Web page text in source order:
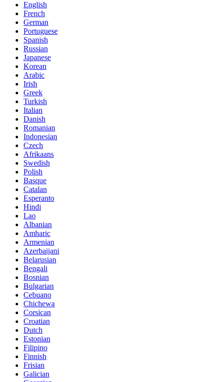
English
French
German
Portuguese
Spanish
Russian
Japanese
Korean
Arabic
Irish
Greek
Turkish
Italian
Danish
Romanian
Indonesian
Czech
Afrikaans
Swedish
Polish
Basque
Catalan
Esperanto
Hindi
Lao
Albanian
Amharic
Armenian
Azerbaijani
Belarusian
Bengali
Bosnian
Bulgarian
Cebuano
Chichewa
Corsican
Croatian
Dutch
Estonian
Filipino
Finnish
Frisian
Galician